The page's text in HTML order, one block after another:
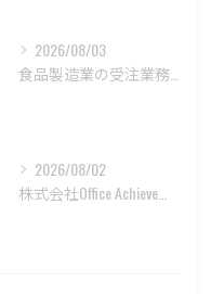
2026/08/03
食品製造業の受注業務DXは現場帳票から変わる
2026/08/02
株式会社Office Achieveを利用者目線で見る安心感